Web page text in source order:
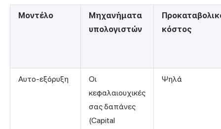
Μοντέλο
Μηχανήματα
υπολογιστών
κόστος
Αυτο-εξόρυξη
Οι
κεφαλαιουχικές
σας δαπάνες
(Capital
Ψηλά